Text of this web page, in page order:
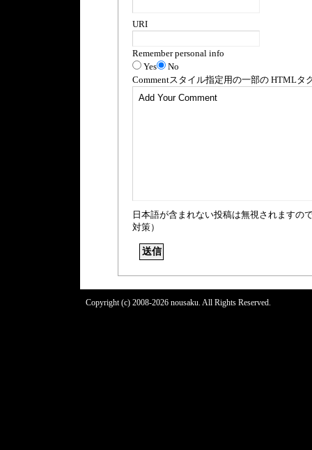
URI
Remember personal info
Yes
No
Commentスタイル指定用の一部の HTMLタ
日本語が含まれない投稿は無視されますの
対策）
Copyright (c) 2008-2026 nousaku. All Rights Reserved.